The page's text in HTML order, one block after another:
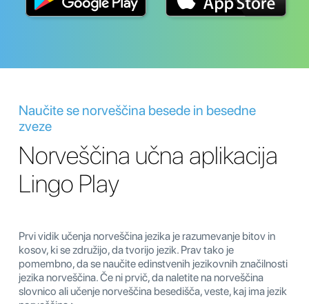
Naučite se norveščina besede in besedne
zveze
Norveščina učna aplikacija
Lingo Play
Prvi vidik učenja norveščina jezika je razumevanje bitov in
kosov, ki se združijo, da tvorijo jezik. Prav tako je
pomembno, da se naučite edinstvenih jezikovnih značilnosti
jezika norveščina. Če ni prvič, da naletite na norveščina
slovnico ali učenje norveščina besedišča, veste, kaj ima jezik